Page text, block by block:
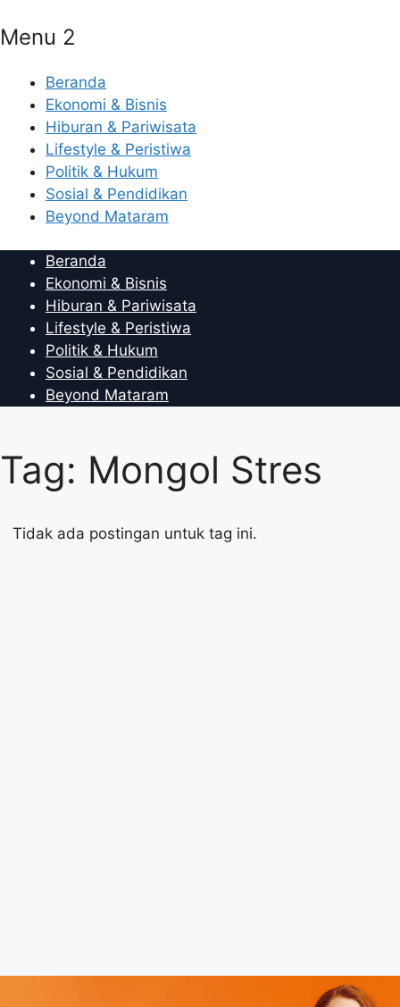
Menu 2
Beranda
Ekonomi & Bisnis
Hiburan & Pariwisata
Lifestyle & Peristiwa
Politik & Hukum
Sosial & Pendidikan
Beyond Mataram
Beranda
Ekonomi & Bisnis
Hiburan & Pariwisata
Lifestyle & Peristiwa
Politik & Hukum
Sosial & Pendidikan
Beyond Mataram
Tag: Mongol Stres
Tidak ada postingan untuk tag ini.